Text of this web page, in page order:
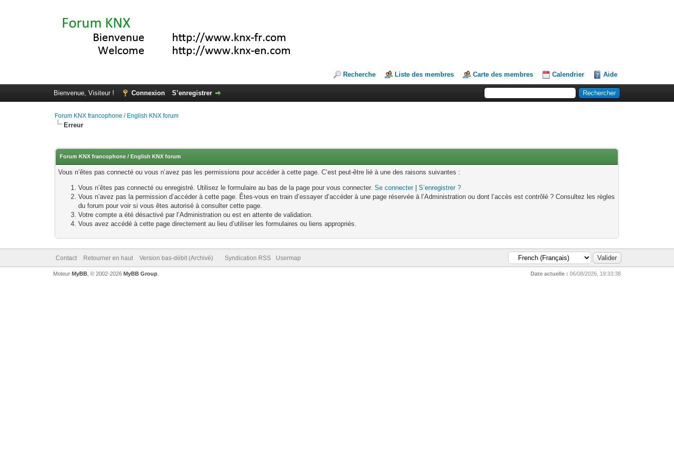
Recherche Liste des membres Carte des membres Calendrier Aide
Bienvenue, Visiteur ! Connexion S’enregistrer
Forum KNX francophone / English KNX forum
Erreur
Forum KNX francophone / English KNX forum
Vous n’êtes pas connecté ou vous n’avez pas les permissions pour accéder à cette page. C’est peut-être lié à une des raisons suivantes :
Vous n’êtes pas connecté ou enregistré. Utilisez le formulaire au bas de la page pour vous connecter.Se connecter|S’enregistrer ?
Vous n’avez pas la permission d’accéder à cette page. Êtes-vous en train d’essayer d’accéder à une page réservée à l’Administration ou dont l’accès est contrôlé ? Consultez les règles
du forum pour voir si vous êtes autorisé à consulter cette page.
Votre compte a été désactivé par l’Administration ou est en attente de validation.
Vous avez accédé à cette page directement au lieu d’utiliser les formulaires ou liens appropriés.
Contact Retourner en haut Version bas-débit (Archivé) Syndication RSS Usermap
Date actuelle : 06/08/2026, 19:33:38
Moteur MyBB, © 2002-2026 MyBB Group.